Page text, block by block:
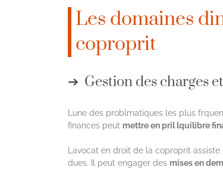
Les domaines
coproprit
Gestion des charges
Lune des problmatiques les plus
finances peut mettre en pril lquilibre
Lavocat en droit de la coproprit assiste
dues. Il peut engager des mises en